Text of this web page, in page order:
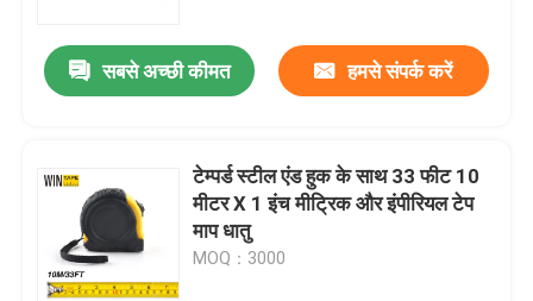
सबसे अच्छी कीमत हमसे संपर्क करें
टेम्पर्ड स्टील एंड हुक के साथ 33 फीट 10
मीटर X 1 इंच मीट्रिक और इंपीरियल टेप
माप धातु
MOQ：3000